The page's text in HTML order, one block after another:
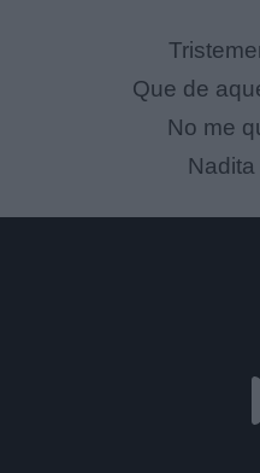
Que de
No me